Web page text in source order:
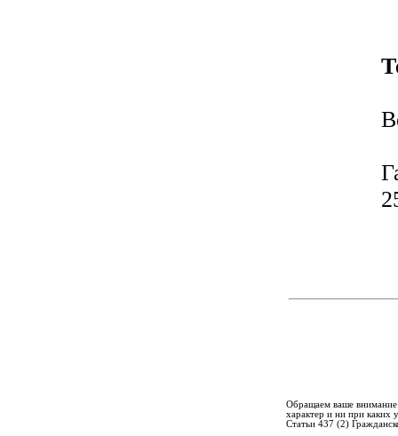
Обращаем ваше
характер и ни при каких
Статьи 437 (2)